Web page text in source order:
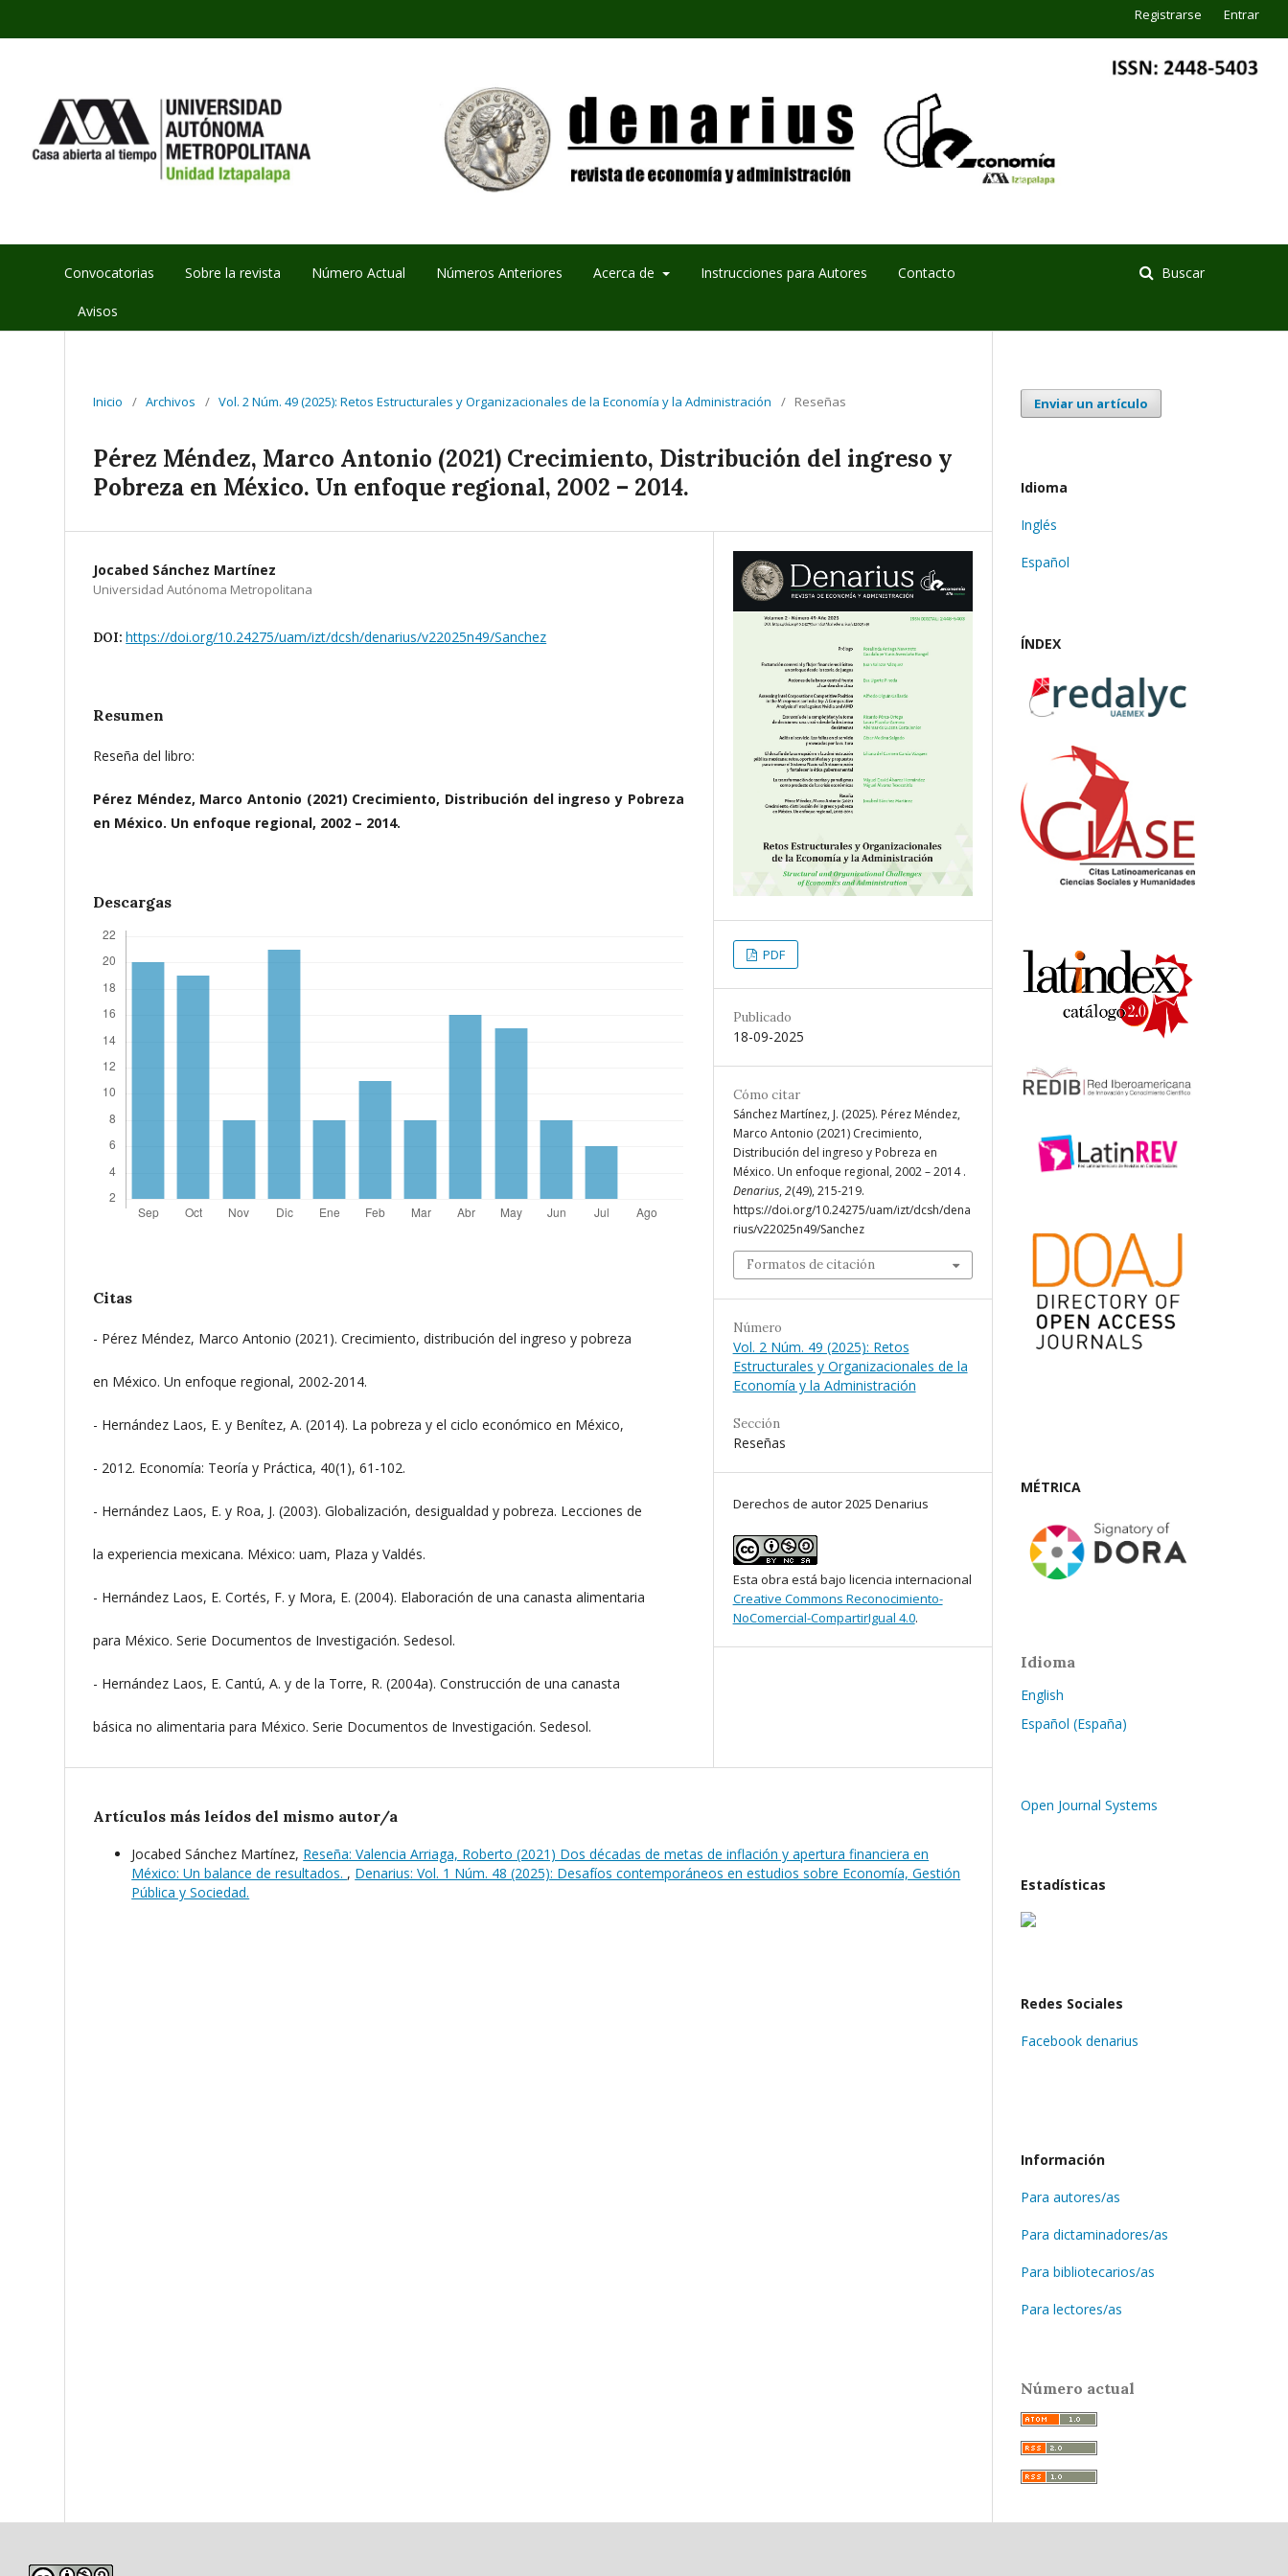
Convocatorias Sobre la revista Número Actual Números Anteriores Acerca de Instrucciones para Autores Contacto
Avisos
Buscar
Registrarse Entrar
Inicio / Archivos / Vol. 2 Núm. 49 (2025): Retos Estructurales y Organizacionales de la Economía y la Administración / Reseñas
Pérez Méndez, Marco Antonio (2021) Crecimiento, Distribución del ingreso y
Pobreza en México. Un enfoque regional, 2002 – 2014.
Jocabed Sánchez Martínez
Universidad Autónoma Metropolitana
DOI: https://doi.org/10.24275/uam/izt/dcsh/denarius/v22025n49/Sanchez
Resumen
Reseña del libro:
Pérez Méndez, Marco Antonio (2021) Crecimiento, Distribución del ingreso y Pobreza
en México. Un enfoque regional, 2002 – 2014.
Descargas
Citas
- Pérez Méndez, Marco Antonio (2021). Crecimiento, distribución del ingreso y pobreza
en México. Un enfoque regional, 2002-2014.
- Hernández Laos, E. y Benítez, A. (2014). La pobreza y el ciclo económico en México,
- 2012. Economía: Teoría y Práctica, 40(1), 61-102.
- Hernández Laos, E. y Roa, J. (2003). Globalización, desigualdad y pobreza. Lecciones de
la experiencia mexicana. México: uam, Plaza y Valdés.
- Hernández Laos, E. Cortés, F. y Mora, E. (2004). Elaboración de una canasta alimentaria
para México. Serie Documentos de Investigación. Sedesol.
- Hernández Laos, E. Cantú, A. y de la Torre, R. (2004a). Construcción de una canasta
básica no alimentaria para México. Serie Documentos de Investigación. Sedesol.
PDF
Publicado
18-09-2025
Cómo citar
Sánchez Martínez, J. (2025). Pérez Méndez,
Marco Antonio (2021) Crecimiento,
Distribución del ingreso y Pobreza en
México. Un enfoque regional, 2002 – 2014 .
Denarius, 2(49), 215-219.
https://doi.org/10.24275/uam/izt/dcsh/dena
rius/v22025n49/Sanchez
Formatos de citación
Número
Vol. 2 Núm. 49 (2025): Retos
Estructurales y Organizacionales de la
Economía y la Administración
Sección
Reseñas
Derechos de autor 2025 Denarius
Esta obra está bajo licencia internacional
Creative Commons Reconocimiento-
NoComercial-CompartirIgual 4.0.
Artículos más leídos del mismo autor/a
Jocabed Sánchez Martínez, Reseña: Valencia Arriaga, Roberto (2021) Dos décadas de metas de inflación y apertura financiera en
México: Un balance de resultados. , Denarius: Vol. 1 Núm. 48 (2025): Desafíos contemporáneos en estudios sobre Economía, Gestión
Pública y Sociedad.
Enviar un artículo
Idioma
Inglés
Español
ÍNDEX
MÉTRICA
Idioma
English
Español (España)
Open Journal Systems
Estadísticas
Redes Sociales
Facebook denarius
Información
Para autores/as
Para dictaminadores/as
Para bibliotecarios/as
Para lectores/as
Número actual